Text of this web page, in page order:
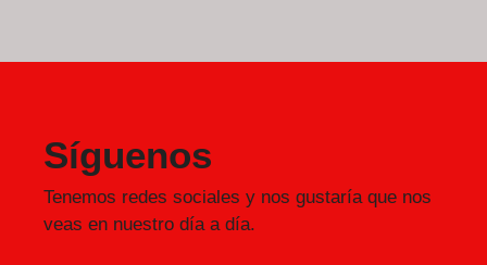
Síguenos
Tenemos redes sociales y nos gustaría que nos
veas en nuestro día a día.